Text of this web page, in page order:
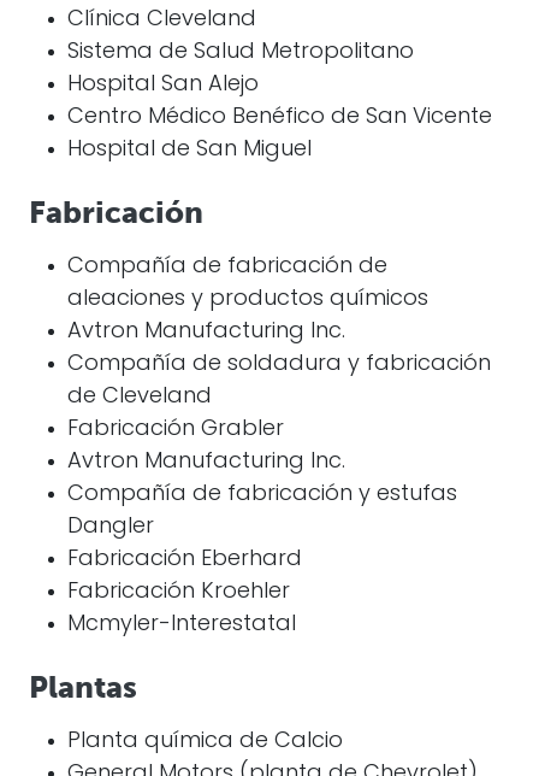
Clínica Cleveland
Sistema de Salud Metropolitano
Hospital San Alejo
Centro Médico Benéfico de San Vicente
Hospital de San Miguel
Fabricación
Compañía de fabricación de
aleaciones y productos químicos
Avtron Manufacturing Inc.
Compañía de soldadura y fabricación
de Cleveland
Fabricación Grabler
Avtron Manufacturing Inc.
Compañía de fabricación y estufas
Dangler
Fabricación Eberhard
Fabricación Kroehler
Mcmyler-Interestatal
Plantas
Planta química de Calcio